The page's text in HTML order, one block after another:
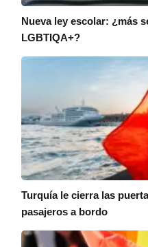
Nueva ley escolar: ¿más
LGBTIQA+?
Turquía le cierra las
pasajeros a bordo